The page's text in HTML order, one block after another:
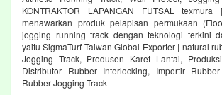
KONTRAKTOR LAPANGAN FUTSAL texmura
menawarkan produk pelapisan permukaan
jogging running track dengan teknologi terkini
yaitu SigmaTurf Taiwan Global Exporter | natural
Jogging Track, Produsen Karet Lantai,
Distributor Rubber Interlocking, Importir
Rubber Jogging Track